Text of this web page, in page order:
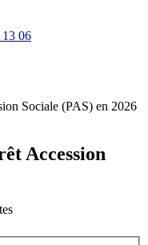
06
Sociale (PAS) en 2026
Accession